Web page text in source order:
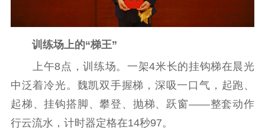
新闻宣传
记者之家
品牌栏目
文化文艺
精品生产 文化惠民
训练场上的“梯王”
上午8点，训练场。一架4米长的挂钩梯在晨光
中泛着冷光。魏凯双手握梯，深吸一口气，起跑、
起梯、挂钩搭脚、攀登、抛梯、跃窗——整套动作
行云流水，计时器定格在14秒97。